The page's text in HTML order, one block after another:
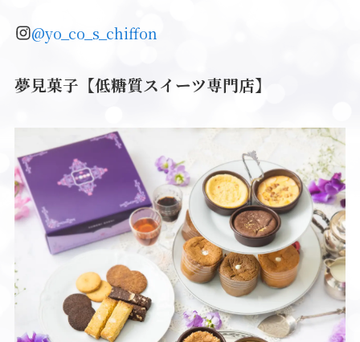
@yo_co_s_chiffon
夢見菓子【低糖質スイーツ専門店】